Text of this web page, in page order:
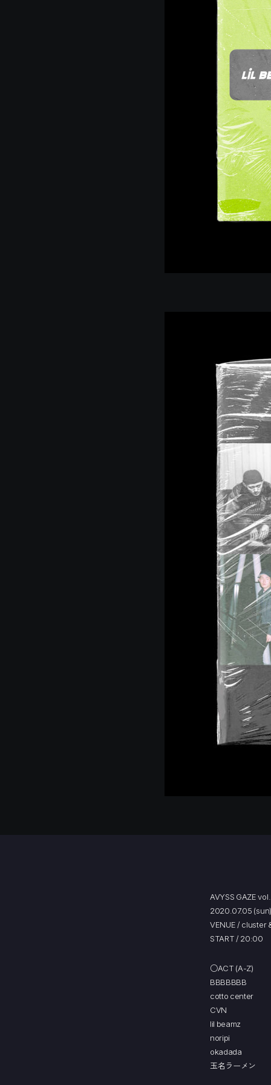
AVYSS GAZE
2020.07.05 (sun)
VENUE / cluster
START / 20:00
○ACT (A-Z)
BBBBBBB
cotto center
CVN
lil beamz
noripi
okadada
玉名ラーメン